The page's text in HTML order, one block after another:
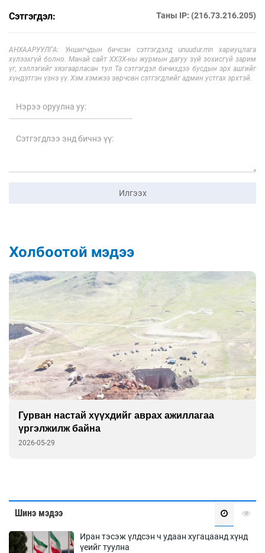
Сэтгэгдэл: Таны IP: (216.73.216.205)
АНХААРУУЛГА: Уншигчдын бичсэн сэтгэгдэлд unuudur.mn хариуцлага
хүлээхгүй болно. Манай сайт ХХЗХ-ны журмын дагуу зүй зохисгүй зарим
үг, хэллэгийг хязгаарласан тул Та сэтгэгдэл бичихдээ бусдын эрх ашгийг
хүндэтгэн үзнэ үү. Хэм хэмжээ зөрчсөн сэтгэгдлийг админ устгах эрхтэй.
Илгээх
Холбоотой мэдээ
Гурван настай хүүхдийг аврах ажиллагаа
үргэлжилж байна
2026-05-29
Шинэ мэдээ
Иран тэсэж үлдсэн ч удаан хугацаанд хүнд
үеийг туулна